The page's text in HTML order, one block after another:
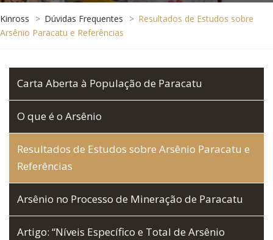
Kinross > Dúvidas Frequentes > Resultados de Estudos sobre
Arsênio Paracatu e Referências
Carta Aberta à População de Paracatu
O que é o Arsênio
Resultados de Estudos sobre Arsênio Paracatu e
Referências
Arsênio no Processo de Mineração de Paracatu
Artigo: “Níveis Específico e Total de Arsênio